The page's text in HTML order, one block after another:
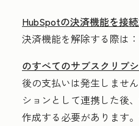
HubSpotの決済機能を接
決済機能を解除する際は：
のすべてのサブスクリプ
後の支払いは発生しませ
ションとして連携した後
作成する必要があります